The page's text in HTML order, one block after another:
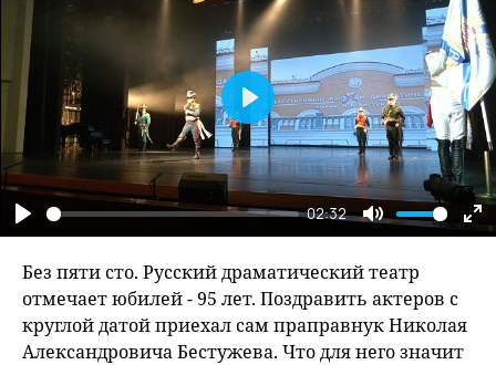
Play
02:32
Mute
Play
Без пяти сто. Русский драматический театр
отмечает юбилей - 95 лет. Поздравить актеров с
круглой датой приехал сам праправнук Николая
Александровича Бестужева. Что для него значит